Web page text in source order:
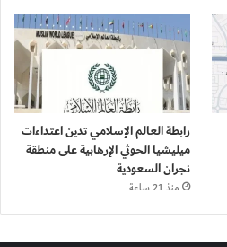
رابطة العالم الإسلامي تدين اعتداءات
ميليشيا الحوثي الإرهابية على منطقة
نجران السعودية
منذ 21 ساعة